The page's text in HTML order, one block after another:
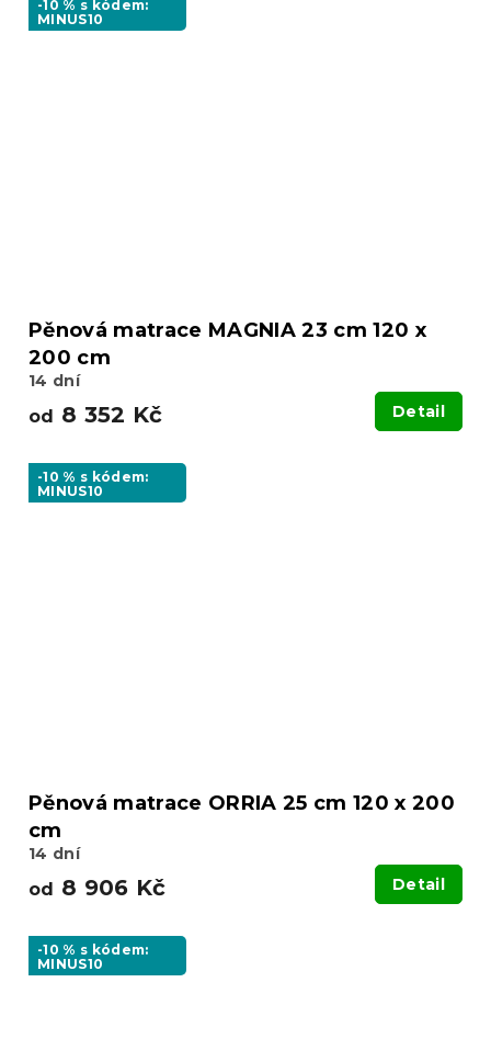
-10 % s kódem:
MINUS10
Pěnová matrace MAGNIA 23 cm 120 x
200 cm
14 dní
od 8 352 Kč Detail
-10 % s kódem:
MINUS10
Pěnová matrace ORRIA 25 cm 120 x 200
cm
14 dní
od 8 906 Kč Detail
-10 % s kódem:
MINUS10